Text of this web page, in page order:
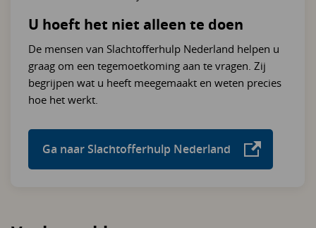
U hoeft het niet alleen te doen
De mensen van Slachtofferhulp Nederland helpen u
graag om een tegemoetkoming aan te vragen. Zij
begrijpen wat u heeft meegemaakt en weten precies
hoe het werkt.
Ga naar Slachtofferhulp Nederland